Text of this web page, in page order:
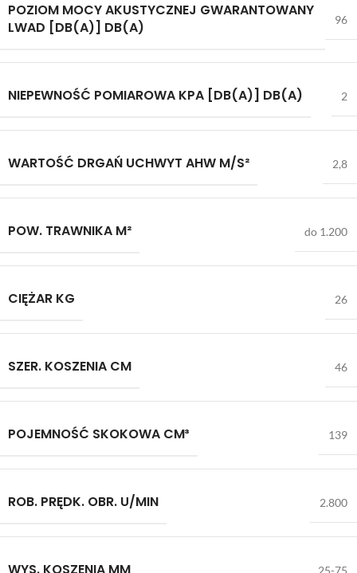
POZIOM MOCY AKUSTYCZNEJ GWARANTOWANY
LWAD [DB(A)] DB(A)
96
NIEPEWNOŚĆ POMIAROWA KPA [DB(A)] DB(A) 2
WARTOŚĆ DRGAŃ UCHWYT AHW M/S² 2,8
POW. TRAWNIKA M² do 1.200
CIĘŻAR KG 26
SZER. KOSZENIA CM 46
POJEMNOŚĆ SKOKOWA CM³ 139
ROB. PRĘDK. OBR. U/MIN 2.800